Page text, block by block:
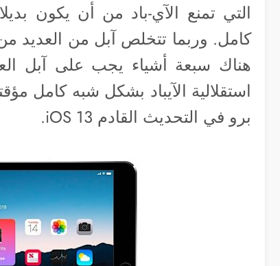
التي تمنع الآي-باد من أن يكون
كامل. وربما تتخلص آبل من العديد
هناك سبعة أشياء يجب على آبل
استقلالية الآيباد بشكل شبه كامل
برو في التحديث القادم iOS 13.